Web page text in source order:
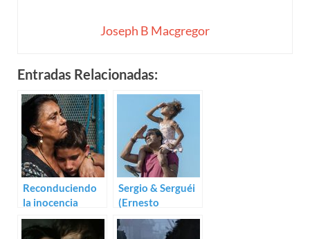
Joseph B Macgregor
Entradas Relacionadas:
Reconduciendo
la inocencia
perdida en el
trailer de
Sergio & Serguéi
(Ernesto
Daranas)